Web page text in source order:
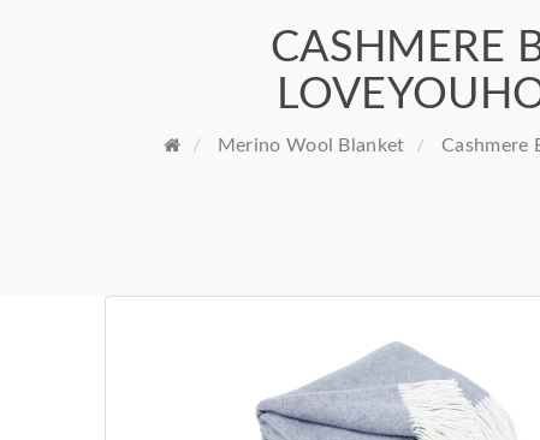
CASHMERE
Merino Wool Blanket Cashmere